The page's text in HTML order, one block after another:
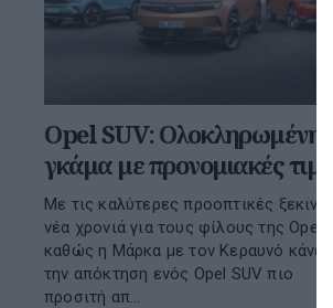
Opel SUV: Ολοκληρωμένη
γκάμα με προνομιακές τιμές
Με τις καλύτερες προοπτικές ξεκινά η
νέα χρονιά για τους φίλους της Opel,
καθώς η Μάρκα με τον Κεραυνό κάνει
την απόκτηση ενός Opel SUV πιο
προσιτή απ...